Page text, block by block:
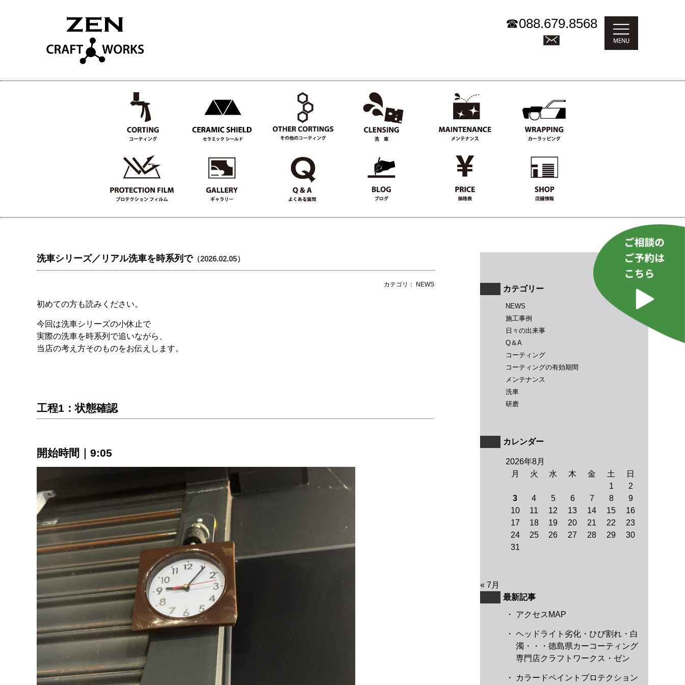
☎088.679.8568
洗車シリーズ／リアル洗車を時系列で（2026.02.05）
カテゴリ： NEWS
初めての方も読みください。
今回は洗車シリーズの小休止で
実際の洗車を時系列で追いながら、
当店の考え方そのものをお伝えします。
工程1：状態確認
開始時間｜9:05
カテゴリー
NEWS
施工事例
日々の出来事
Q＆A
コーティング
コーティングの有効期間
メンテナンス
洗車
研磨
カレンダー
2026年8月
月
火 水 木 金 土
日
1
2
3
4 5 6 7 8
9
10
11 12 13 14 15
16
17
18 19 20 21 22
23
24
25 26 27 28 29
30
31
« 7月
最新記事
・
アクセスMAP
・ ヘッドライト劣化・ひび割れ・白
濁・・・徳島県カーコーティング
専門店クラフトワークス・ゼン
・ カラードペイントプロテクション